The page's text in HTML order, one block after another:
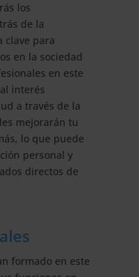
los
de la
clave para
en la sociedad
en este
interés
a través de la
mejorarán tu
lo que puede
personal y
directos de
formado en este